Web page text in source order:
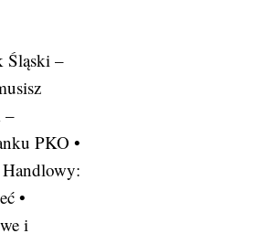
Śląski –
–
PKO •
•
i